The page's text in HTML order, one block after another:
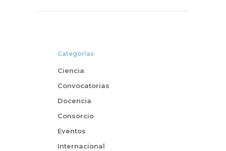
Categorías
Ciencia
Convocatorias
Docencia
Consorcio
Eventos
Internacional